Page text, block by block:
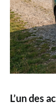
L’un des